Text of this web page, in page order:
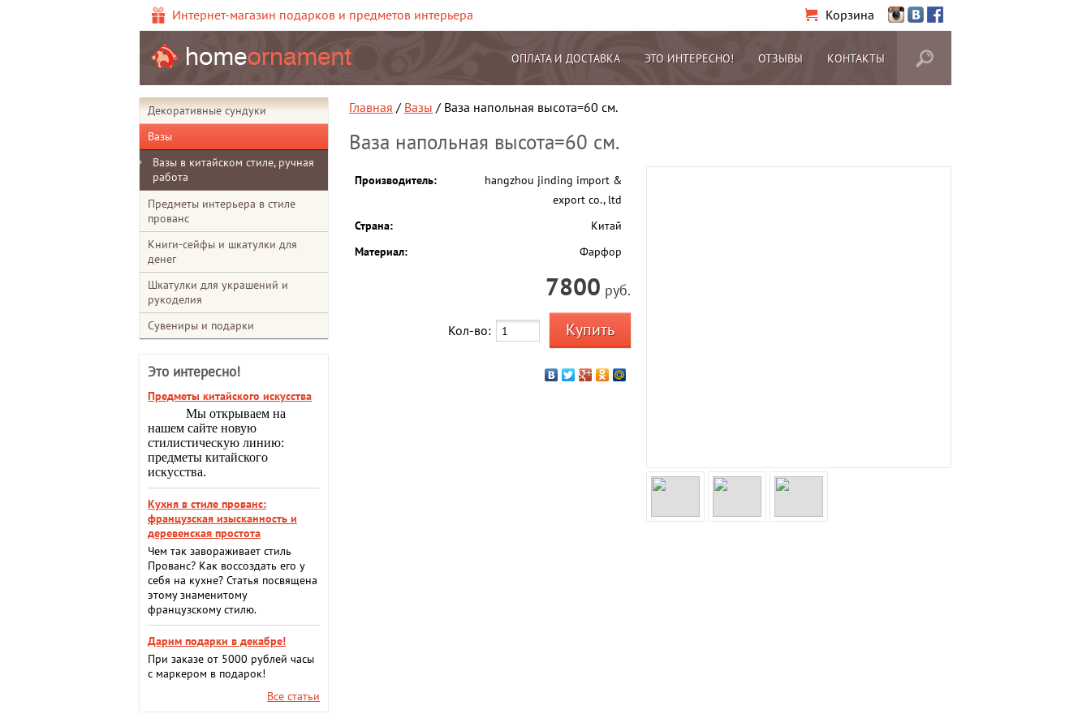
Интернет-магазин подарков и предметов интерьера Корзина
ОПЛАТА И ДОСТАВКА ЭТО ИНТЕРЕСНО! ОТЗЫВЫ КОНТАКТЫ
Главная / Вазы / Ваза напольная высота=60 см.
Ваза напольная высота=60 см.
Производитель:
hangzhou jinding import &
export co., ltd
Страна:
Китай
Материал:
Фарфор
7800 руб.
Кол-во:
Декоративные сундуки
Вазы
Вазы в китайском стиле, ручная
работа
Предметы интерьера в стиле
прованс
Книги-сейфы и шкатулки для
денег
Шкатулки для украшений и
рукоделия
Сувениры и подарки
Это интересно!
Предметы китайского искусства
Мы открываем на
нашем сайте новую
стилистическую линию:
предметы китайского
искусства.
Кухня в стиле прованс:
французская изысканность и
деревенская простота
Чем так завораживает стиль
Прованс? Как воссоздать его у
себя на кухне? Статья посвящена
этому знаменитому
французскому стилю.
Дарим подарки в декабре!
При заказе от 5000 рублей часы
с маркером в подарок!
Все статьи